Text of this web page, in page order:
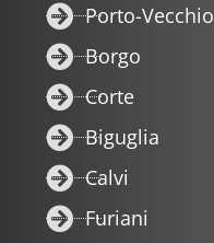
Porto-Vecchio
Borgo
Corte
Biguglia
Calvi
Furiani